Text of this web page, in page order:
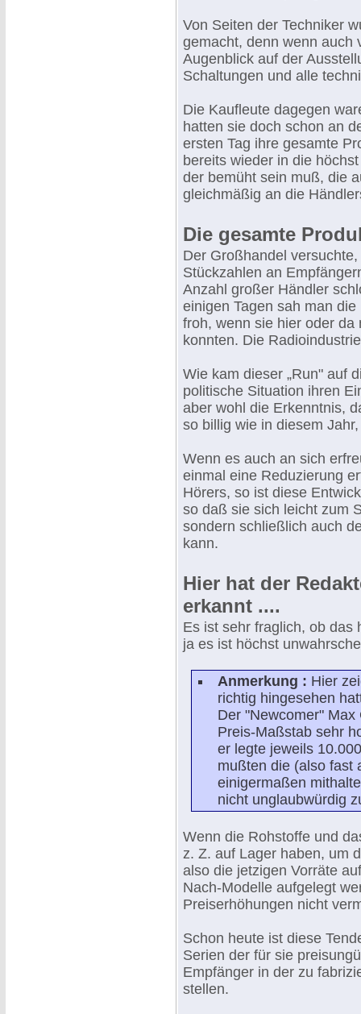
Von Seiten der Techniker
gemacht, denn wenn auch
Augenblick auf der
Schaltungen und alle
Die Kaufleute dagegen
hatten sie doch schon an
ersten Tag ihre gesamte
bereits wieder in die
der bemüht sein muß, die
gleichmäßig an die
Die gesamte
Der Großhandel
Stückzahlen an
Anzahl großer Händler
einigen Tagen sah man
froh, wenn sie hier oder da
konnten. Die
Wie kam dieser „Run" auf
politische Situation ihren
aber wohl die Erkenntnis,
so billig wie in diesem
Wenn es auch an sich
einmal eine Reduzierung
Hörers, so ist diese
so daß sie sich leicht zum
sondern schließlich auch
kann.
Hier hat der
erkannt ....
Es ist sehr fraglich, ob das
ja es ist höchst
Anmerkung : Hier
richtig hingesehen
Der "Newcomer"
Preis-Maßstab sehr
er legte jeweils
mußten die (also fast
einigermaßen
nicht unglaubwürdig
Wenn die Rohstoffe und
z. Z. auf Lager haben, um
also die jetzigen Vorräte
Nach-Modelle aufgelegt
Preiserhöhungen nicht
Schon heute ist diese
Serien der für sie
Empfänger in der zu
stellen.